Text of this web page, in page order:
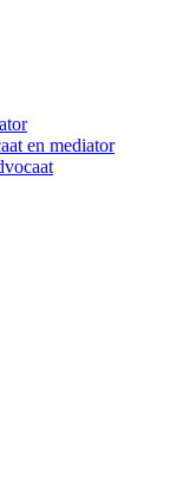
en mediator